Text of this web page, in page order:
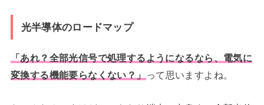
光半導体のロードマップ
「あれ？全部光信号で処理するようになるなら、電気に
変換する機能要らなくない？」
って思いますよね。